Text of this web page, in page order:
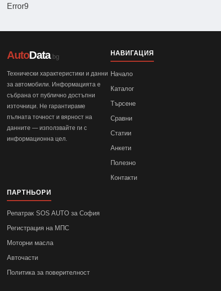
Error9
AutoData.bg
Технически характеристики и данни
за автомобили. Информацията е
събрана от публично достъпни
източници. Не гарантираме
пълната точност и вярност на
данните — използвайте ги с
информационна цел.
НАВИГАЦИЯ
Начало
Каталог
Търсене
Сравни
Статии
Анкети
Полезно
Контакти
ПАРТНЬОРИ
Репатрак SOS AUTO за София
Регистрация на МПС
Моторни масла
Авточасти
Политика за поверителност